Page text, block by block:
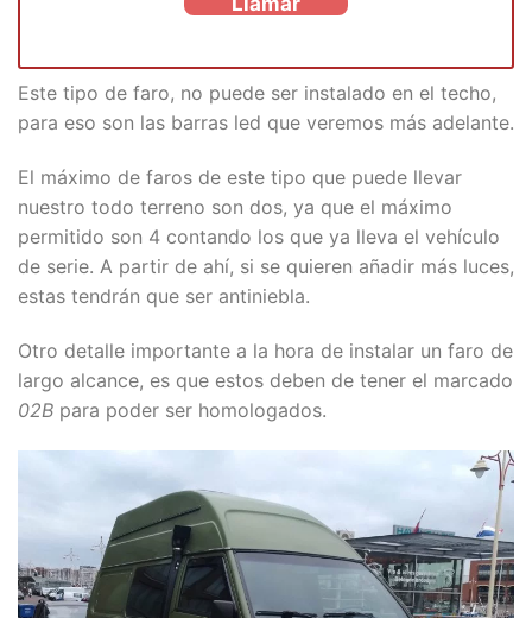
Este tipo de faro, no puede ser instalado en el techo,
para eso son las barras led que veremos más adelante.
El máximo de faros de este tipo que puede llevar
nuestro todo terreno son dos, ya que el máximo
permitido son 4 contando los que ya lleva el vehículo
de serie. A partir de ahí, si se quieren añadir más luces,
estas tendrán que ser antiniebla.
Otro detalle importante a la hora de instalar un faro de
largo alcance, es que estos deben de tener el marcado
02B para poder ser homologados.